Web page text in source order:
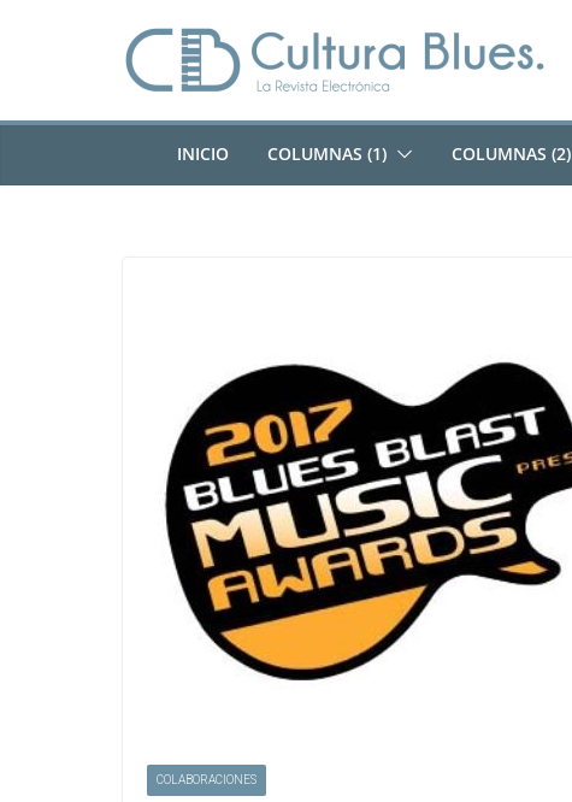
INICIO COLUMNAS (1) COLUMNAS (2)
COLABORACIONES